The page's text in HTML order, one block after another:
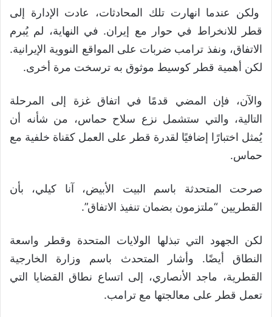
ولكن عندما انهارت تلك المحادثات، عادت الإدارة إلى
قطر للانخراط في حوار مع إيران. في النهاية، لم يُبرم
الاتفاق، ونفذ ترامب ضربات على المواقع النووية الإيرانية.
لكن أهمية قطر كوسيط موثوق به ترسخت مرة أخرى.
والآن، فإن المضي قدمًا في اتفاق غزة إلى المرحلة
التالية، والتي ستشمل نزع سلاح حماس، من شأنه أن
يُمثل اختبارًا إضافيًا لقدرة قطر على العمل كقناة خلفية مع
حماس.
صرحت المتحدثة باسم البيت الأبيض، آنا كيلي، بأن
القطريين “ملتزمون بضمان تنفيذ الاتفاق”.
لكن الجهود التي تبذلها الولايات المتحدة وقطر واسعة
النطاق أيضًا. وأشار المتحدث باسم وزارة الخارجية
القطرية، ماجد الأنصاري، إلى اتساع نطاق القضايا التي
تعمل قطر على معالجتها مع ترامب.